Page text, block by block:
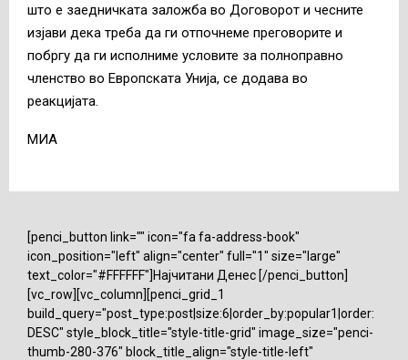
што е заедничката заложба во Договорот и чесните
изјави дека треба да ги отпочнеме преговорите и
побргу да ги исполниме условите за полноправно
членство во Европската Унија, се додава во
реакцијата.
MИА
[penci_button link="" icon="fa fa-address-book"
icon_position="left" align="center" full="1" size="large"
text_color="#FFFFFF"]Најчитани Денес [/penci_button]
[vc_row][vc_column][penci_grid_1
build_query="post_type:post|size:6|order_by:popular1|order:
DESC" style_block_title="style-title-grid" image_size="penci-
thumb-280-376" block_title_align="style-title-left"